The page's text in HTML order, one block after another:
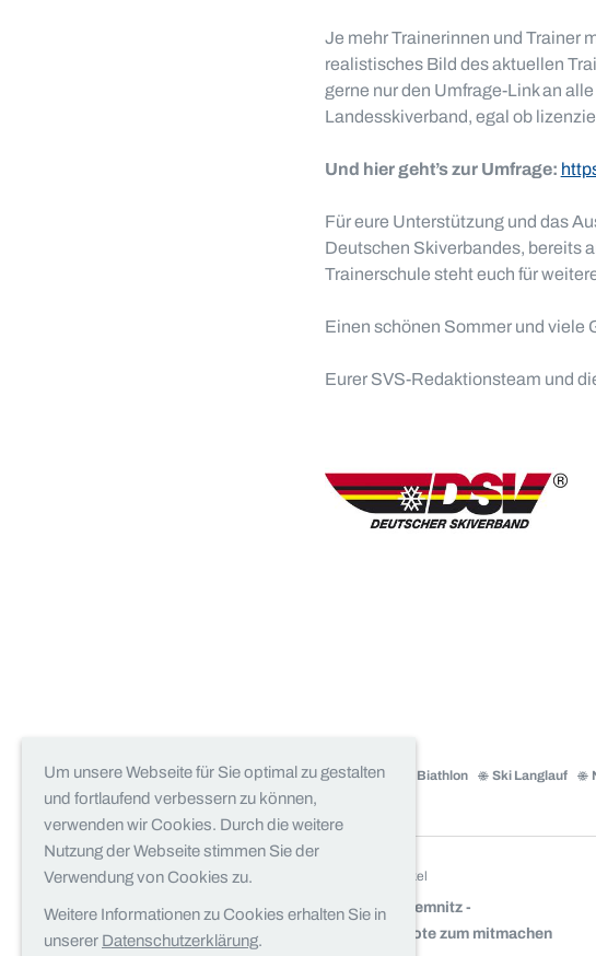
Je mehr Trainerinnen und Trainer
realistisches Bild des aktuellen
gerne nur den Umfrage-Link an
Landesskiverband, egal ob
Und hier geht’s zur Umfrage:
Für eure Unterstützung und das
Deutschen Skiverbandes, bereits
Trainerschule steht euch für
Einen schönen Sommer und viele
Eurer SVS-Redaktionsteam und
Ski Alpin Biathlon Ski Langlauf
vorheriger Artikel
5. Sporty Chemnitz -
Sportangebote zum mitmachen
Um unsere Webseite für Sie optimal zu gestalten
und fortlaufend verbessern zu können,
verwenden wir Cookies. Durch die weitere
Nutzung der Webseite stimmen Sie der
Verwendung von Cookies zu.
Weitere Informationen zu Cookies erhalten Sie in
unserer Datenschutzerklärung.